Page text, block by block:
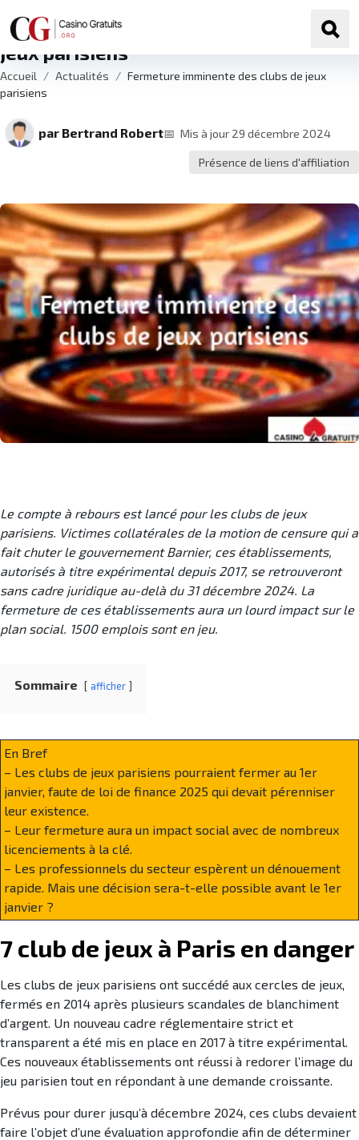
Fermeture imminente des clubs de
jeux parisiens
Accueil / Actualités / Fermeture imminente des clubs de jeux
parisiens
parBertrand Robert📅 Mis à jour 29 décembre 2024
Présence de liens d'affiliation
Le compte à rebours est lancé pour les clubs de jeux
parisiens. Victimes collatérales de la motion de censure qui a
fait chuter le gouvernement Barnier, ces établissements,
autorisés à titre expérimental depuis 2017, se retrouveront
sans cadre juridique au-delà du 31 décembre 2024. La
fermeture de ces établissements aura un lourd impact sur le
plan social. 1500 emplois sont en jeu.
Sommaire afficher
En Bref
– Les clubs de jeux parisiens pourraient fermer au 1er
janvier, faute de loi de finance 2025 qui devait pérenniser
leur existence.
– Leur fermeture aura un impact social avec de nombreux
licenciements à la clé.
– Les professionnels du secteur espèrent un dénouement
rapide. Mais une décision sera-t-elle possible avant le 1er
janvier ?
7 club de jeux à Paris en danger
Les clubs de jeux parisiens ont succédé aux cercles de jeux,
fermés en 2014 après plusieurs scandales de blanchiment
d’argent. Un nouveau cadre réglementaire strict et
transparent a été mis en place en 2017 à titre expérimental.
Ces nouveaux établissements ont réussi à redorer l’image du
jeu parisien tout en répondant à une demande croissante.
Prévus pour durer jusqu’à décembre 2024, ces clubs devaient
faire l’objet d’une évaluation approfondie afin de déterminer